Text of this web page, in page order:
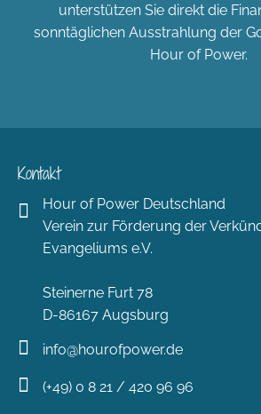
unterstützen Sie direkt die
sonntäglichen Ausstrahlung der
Hour of Power.
Kontakt
Hour of Power Deutschland
Verein zur Förderung der
Evangeliums e.V.
Steinerne Furt 78
D-86167 Augsburg
info@hourofpower.de
(+49) 0 8 21 / 420 96 96